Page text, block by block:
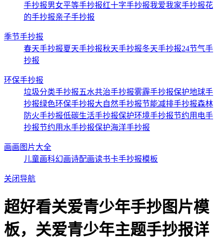
手抄报男女平等手抄报红十字手抄报我爱我家手抄报花
的手抄报亲子手抄报
季节手抄报
春天手抄报夏天手抄报秋天手抄报冬天手抄报24节气手
抄报
环保手抄报
垃圾分类手抄报五水共治手抄报雾霾手抄报保护地球手
抄报绿色环保手抄报大自然手抄报节能减排手抄报森林
防火手抄报低碳生活手抄报保护环境手抄报节约用电手
抄报节约用水手抄报保护海洋手抄报
画画图片大全
儿童画科幻画诗配画读书卡手抄报模板
关闭导航
超好看关爱青少年手抄图片模
板，关爱青少年主题手抄报详